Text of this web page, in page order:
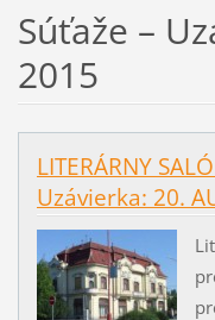
Súťaže –
2015
LITERÁRNY
Uzávierka: 20.